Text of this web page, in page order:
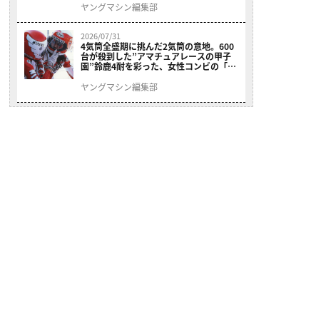
ヤングマシン編集部
2026/07/31
4気筒全盛期に挑んだ2気筒の意地。600
台が殺到した”アマチュアレースの甲子
園”鈴鹿4耐を彩った、女性コンビの「ス
ヤングマシン編集部